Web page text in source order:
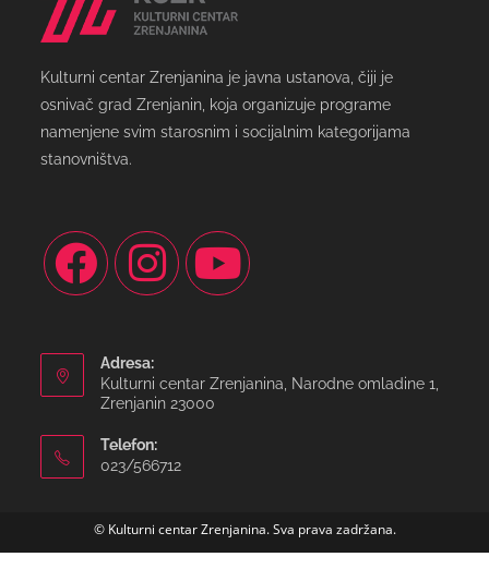
Kulturni centar Zrenjanina je javna ustanova, čiji je
osnivač grad Zrenjanin, koja organizuje programe
namenjene svim starosnim i socijalnim kategorijama
stanovništva.
Adresa:
Kulturni centar Zrenjanina, Narodne omladine 1,
Zrenjanin 23000
Telefon:
023/566712
© Kulturni centar Zrenjanina. Sva prava zadržana.